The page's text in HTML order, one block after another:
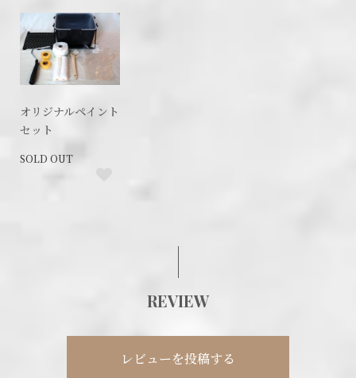
オリジナルペイント
セット
SOLD OUT
REVIEW
レビューを投稿する